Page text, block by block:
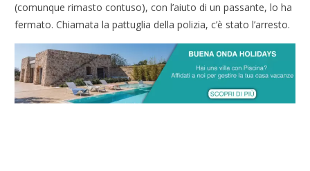
(comunque rimasto contuso), con l’aiuto di un passante, lo ha
fermato. Chiamata la pattuglia della polizia, c’è stato l’arresto.